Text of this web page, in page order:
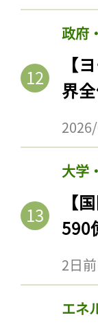
政府
【
界
大学
【
590
2日前
エネ